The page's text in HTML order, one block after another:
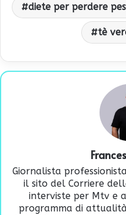
diete per perdere
tè
Giornalista
il sito del Corriere
interviste per Mtv e
programma di